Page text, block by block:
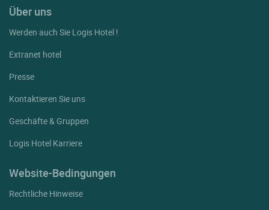
Über uns
Werden auch Sie Logis Hotel !
Extranet hotel
Presse
Kontaktieren Sie uns
Geschäfte & Gruppen
Logis Hotel Karriere
Website-Bedingungen
Rechtliche Hinweise